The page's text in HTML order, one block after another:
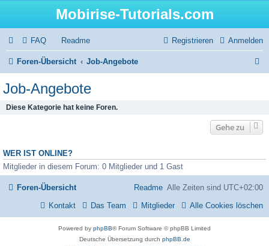
Mobirise-Tutorials.com
FAQ Readme Anmelden
Registrieren
Foren-Übersicht Job-Angebote
e
Job-Angebote
Diese Kategorie hat keine Foren.
Gehe zu
WER IST ONLINE?
Mitglieder in diesem Forum: 0 Mitglieder und 1 Gast
Foren-Übersicht Alle Zeiten sind UTC+02:00
Readme
Alle Cookies löschen
Mitglieder
Das Team
Kontakt
Powered by phpBB® Forum Software © phpBB Limited
Deutsche Übersetzung durch phpBB.de